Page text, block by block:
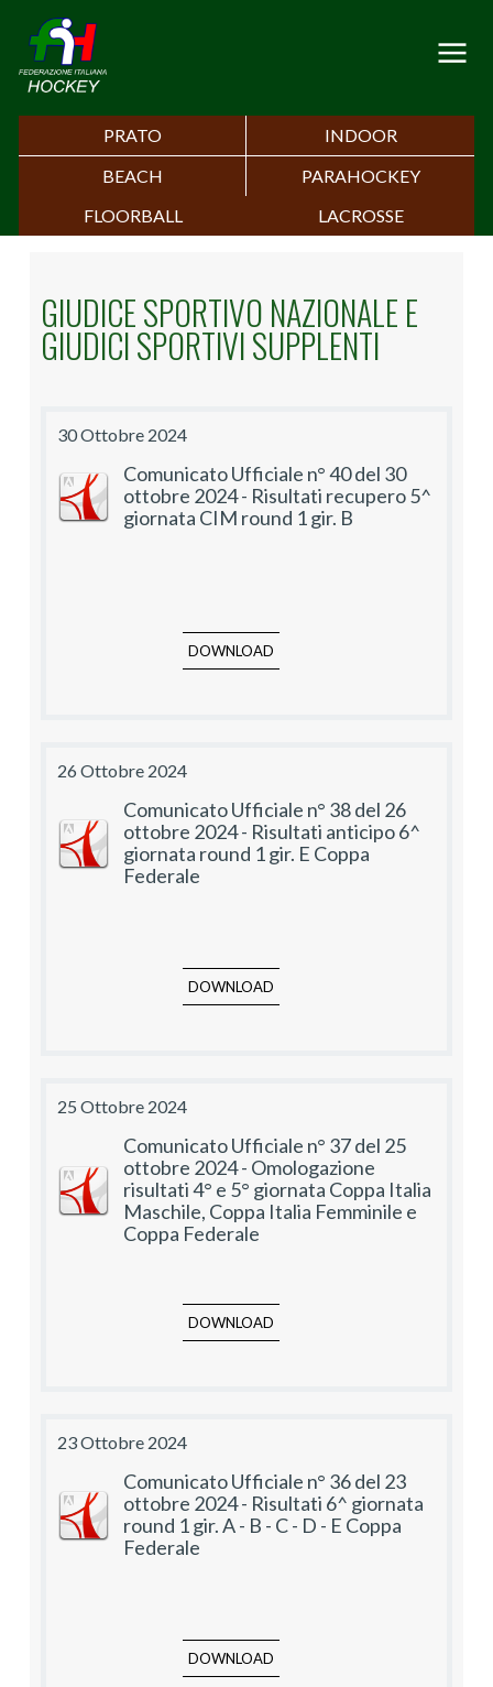
PRATO
INDOOR
BEACH
PARAHOCKEY
FLOORBALL
LACROSSE
GIUDICE SPORTIVO NAZIONALE E
GIUDICI SPORTIVI SUPPLENTI
30 Ottobre 2024
Comunicato Ufficiale n° 40 del 30
ottobre 2024 - Risultati recupero 5^
giornata CIM round 1 gir. B
DOWNLOAD
26 Ottobre 2024
Comunicato Ufficiale n° 38 del 26
ottobre 2024 - Risultati anticipo 6^
giornata round 1 gir. E Coppa
Federale
DOWNLOAD
25 Ottobre 2024
Comunicato Ufficiale n° 37 del 25
ottobre 2024 - Omologazione
risultati 4° e 5° giornata Coppa Italia
Maschile, Coppa Italia Femminile e
Coppa Federale
DOWNLOAD
23 Ottobre 2024
Comunicato Ufficiale n° 36 del 23
ottobre 2024 - Risultati 6^ giornata
round 1 gir. A - B - C - D - E Coppa
Federale
DOWNLOAD